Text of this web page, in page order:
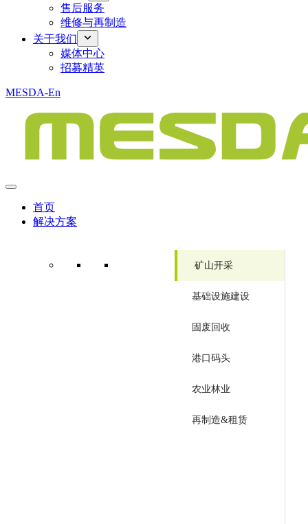
售后服务
维修与再制造
关于我们
媒体中心
招募精英
MESDA-En
首页
解决方案
矿山开采
基础设施建设
固废回收
港口码头
农业林业
再制造&租赁